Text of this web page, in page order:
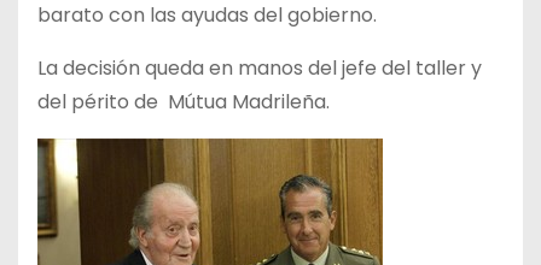
barato con las ayudas del gobierno.
La decisión queda en manos del jefe del taller y
del périto de Mútua Madrileña.